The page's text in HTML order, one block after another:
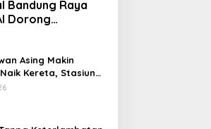
Jawa
September 2026, Pemprov
Bandung Raya
Dorong
Berbasis
Asing Makin
Kereta, Stasiun
Jadi Gerbang